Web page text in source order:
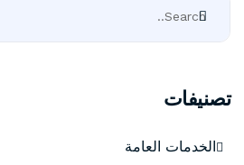
تصنيفات
الخدمات العامة